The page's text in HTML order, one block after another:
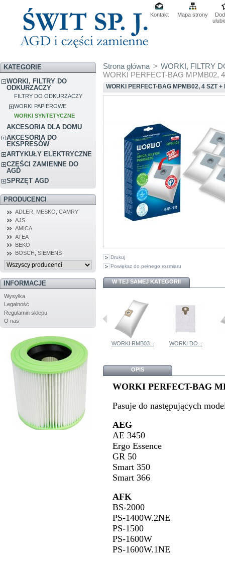
Kontakt Mapa strony
KATEGORIE
WORKI, FILTRY DO
ODKURZACZY
FILTRY DO ODKURZACZY
WORKI PAPIEROWE
WORKI SYNTETYCZNE
AKCESORIA DLA DOMU
AKCESORIA DO
EKSPRESÓW
ARTYKUŁY ELEKTRYCZNE
CZĘŚCI ZAMIENNE DO
AGD
SPRZĘT AGD
PRODUCENCI
ADLER, MESKO, CAMRY
AJS
AMICA
ATEA
BEKO
BOSCH, SIEMENS
INFORMACJE
Wysyłka
Legalność
Regulamin sklepu
O nas
Strona główna > WORKI, FILTRY
WORKI PERFECT-BAG MPMB02,
WORKI PERFECT-BAG MPMB02, 4 SZT +
Drukuj
Powiększ do pełnego rozmiaru
W TEJ SAMEJ KATEGORII
WORKI... WOREK BOSCH... WORKI RMB03... WORKI DO...
OPIS
WORKI PERFECT-BAG
Pasuje do następujących
AEG
AE 3450
Ergo Essence
GR 50
Smart 350
Smart 366
AFK
BS-2000
PS-1400W.2NE
PS-1500
PS-1600W
PS-1600W.1NE